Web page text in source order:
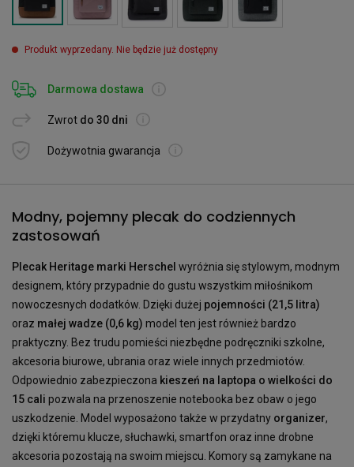
Produkt wyprzedany. Nie będzie już dostępny
Darmowa dostawa
Zwrot do 30 dni
Dożywotnia gwarancja
Modny, pojemny plecak do codziennych
zastosowań
Plecak Heritage marki Herschel wyróżnia się stylowym, modnym
designem, który przypadnie do gustu wszystkim miłośnikom
nowoczesnych dodatków. Dzięki dużej pojemności (21,5 litra)
oraz małej wadze (0,6 kg) model ten jest również bardzo
praktyczny. Bez trudu pomieści niezbędne podręczniki szkolne,
akcesoria biurowe, ubrania oraz wiele innych przedmiotów.
Odpowiednio zabezpieczona kieszeń na laptopa o wielkości do
15 cali pozwala na przenoszenie notebooka bez obaw o jego
uszkodzenie. Model wyposażono także w przydatny organizer,
dzięki któremu klucze, słuchawki, smartfon oraz inne drobne
akcesoria pozostają na swoim miejscu. Komory są zamykane na